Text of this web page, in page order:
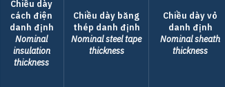
Chiều dày
cách điện
danh định
Nominal
insulation
thickness
Chiều dày băng
thép danh định
Nominal steel tape
thickness
Chiều dày vỏ
danh định
Nominal sheath
thickness